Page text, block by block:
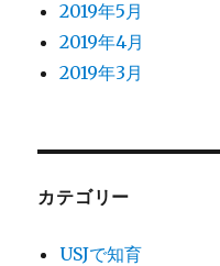
2019年5月
2019年4月
2019年3月
カテゴリー
USJで知育